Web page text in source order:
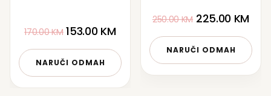
170.00KM 153.00 KM
NARUČI ODMAH
250.00KM 225.00 KM
NARUČI ODMAH